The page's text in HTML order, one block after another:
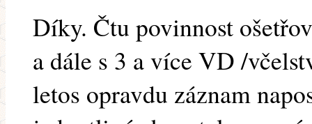
Díky. Čtu povinnost
a dále s 3 a více VD /
letos opravdu záznam